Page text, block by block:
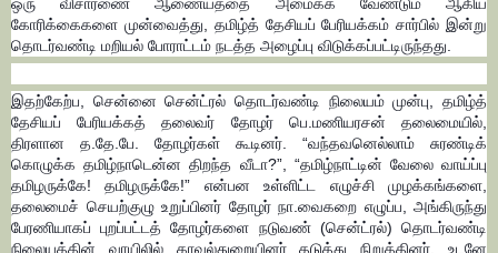
கோரிக்கைகளை முன்வைத்து, தமிழ்த் தேசியப் பேரியக்கம் சார்பில் இன்று
தொடர்வண்டி மறியல் போராட்டம் நடத்த அழைப்பு விடுக்கப்பட்டிருந்தது.
இதற்கேற்ப, சென்னை சென்ட்ரல் தொடர்வண்டி நிலையம் முன்பு, தமிழ்த்
தேசியப் பேரியக்கத் தலைவர் தோழர் பெ.மணியரசன் தலைமையில்,
திரளான த.தே.பே. தோழர்கள் கூடினர். “வந்தவனெல்லாம் சுரண்டிக்
கொழுக்க தமிழ்நாடென்ன திறந்த வீடா?”, “தமிழ்நாட்டின் வேலை வாய்ப்பு
தமிழருக்கே! தமிழருக்கே!” என்பன உள்ளிட்ட எழுச்சி முழக்கங்களை,
தலைமைச் செயற்குழு உறுப்பினர் தோழர் நா.வைகறை எழுப்ப, அங்கிருந்து
பேரணியாகப் புறப்பட்டத் தோழர்களை நடுவண் (சென்ட்ரல்) தொடர்வண்டி
நிலையத்தின் வாயிலில் காவல்துறையினர் தடுத்து நிறுத்தினர். உடனே